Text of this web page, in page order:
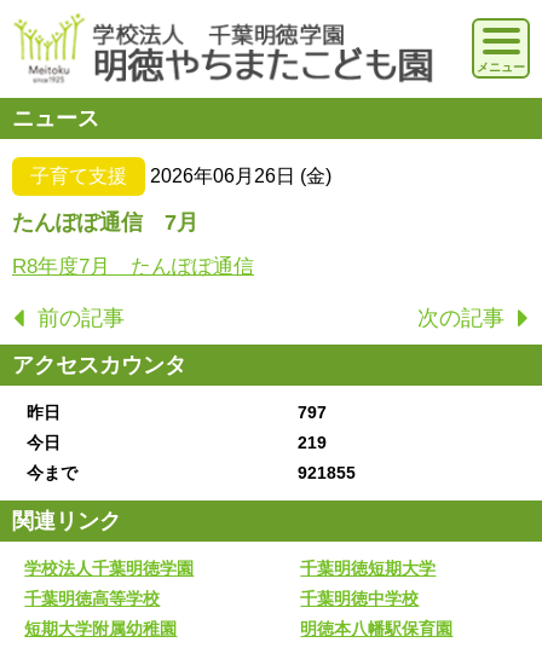
ニュース
子育て支援 2026年06月26日 (金)
たんぽぽ通信 7月
R8年度7月 たんぽぽ通信
前の記事
次の記事
アクセスカウンタ
昨日
797
今日
219
今まで
921855
関連リンク
学校法人千葉明徳学園
千葉明徳短期大学
千葉明徳高等学校
千葉明徳中学校
短期大学附属幼稚園
明徳本八幡駅保育園